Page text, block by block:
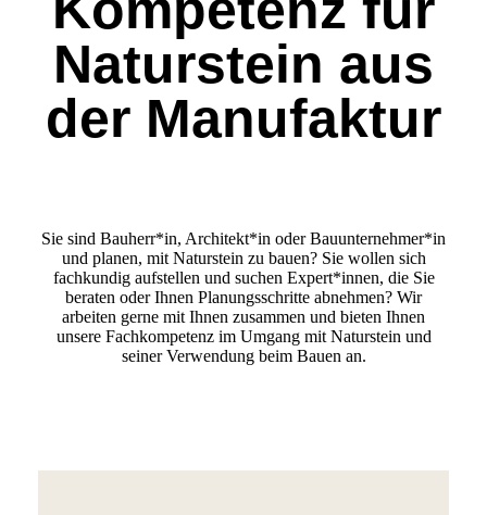
Naturstein aus
der Manufaktur
Sie sind Bauherr*in, Architekt*in oder Bauunternehmer*in
und planen, mit Naturstein zu bauen? Sie wollen sich
fachkundig aufstellen und suchen Expert*innen, die Sie
beraten oder Ihnen Planungsschritte abnehmen? Wir
arbeiten gerne mit Ihnen zusammen und bieten Ihnen
unsere Fachkompetenz im Umgang mit Naturstein und
seiner Verwendung beim Bauen an.